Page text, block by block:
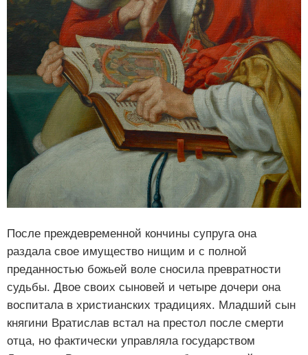
После преждевременной кончины супруга она
раздала свое имущество нищим и с полной
преданностью божьей воле сносила превратности
судьбы. Двое своих сыновей и четыре дочери она
воспитала в христианских традициях. Младший сын
княгини Вратислав встал на престол после смерти
отца, но фактически управляла государством